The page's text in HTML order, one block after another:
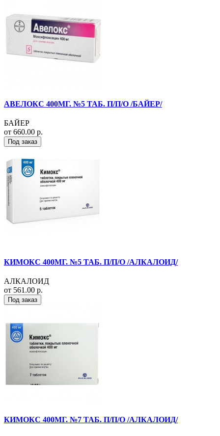
АВЕЛОКС 400МГ. №5 ТАБ. П/П/О /БАЙЕР/
БАЙЕР
от 660.00 р.
Под заказ
КИМОКС 400МГ. №5 ТАБ. П/П/О /АЛКАЛОИД/
АЛКАЛОИД
от 561.00 р.
Под заказ
КИМОКС 400МГ. №7 ТАБ. П/П/О /АЛКАЛОИД/